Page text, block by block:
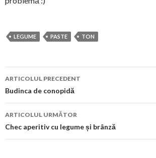
LEGUME PASTE TON
Navigare
în
articol
ARTICOLUL PRECEDENT
Budinca de conopidă
ARTICOLUL URMĂTOR
Chec aperitiv cu legume și brânză